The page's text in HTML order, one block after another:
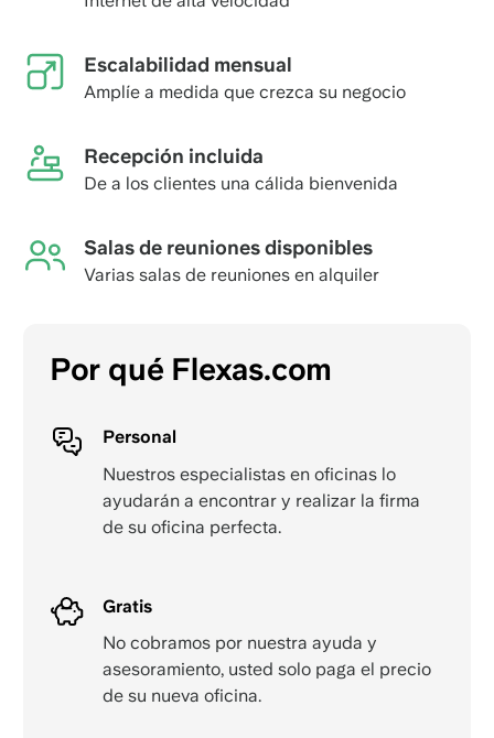
Escalabilidad mensual
Amplíe a medida que crezca su negocio
Recepción incluida
De a los clientes una cálida bienvenida
Salas de reuniones disponibles
Varias salas de reuniones en alquiler
Por qué Flexas.com
Personal
Nuestros especialistas en oficinas lo
ayudarán a encontrar y realizar la firma
de su oficina perfecta.
Gratis
No cobramos por nuestra ayuda y
asesoramiento, usted solo paga el precio
de su nueva oficina.